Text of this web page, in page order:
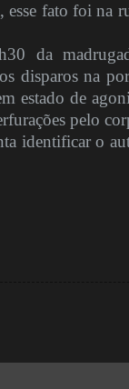
esse fato foi na
da
disparos na
estado de
pelo
identificar o